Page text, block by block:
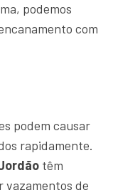
podemos
com
podem causar
rapidamente.
têm
vazamentos de